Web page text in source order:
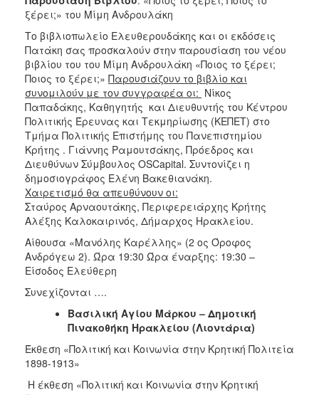
ξέρει;» του Μίμη Ανδρουλάκη
Το βιβλιοπωλείο Ελευθερουδάκης και οι εκδόσεις
Πατάκη σας προσκαλούν στην παρουσίαση του νέου
βιβλίου του του Μίμη Ανδρουλάκη «Ποιος το ξέρει;
Ποιος το ξέρει;» Παρουσιάζουν το βιβλίο και
συνομιλούν με τον συγγραφέα οι: Νίκος
Παπαδάκης, Καθηγητής και Διευθυντής του Κέντρου
Πολιτικής Έρευνας και Τεκμηρίωσης (ΚΕΠΕΤ) στο
Τμήμα Πολιτικής Επιστήμης του Πανεπιστημίου
Κρήτης . Γιάννης Ραμουτσάκης, Πρόεδρος και
Διευθύνων Σύμβουλος OSCapital. Συντονίζει η
δημοσιογράφος Ελένη Βακεθιανάκη.
Χαιρετισμό θα απευθύνουν οι:
Σταύρος Αρναουτάκης, Περιφερειάρχης Κρήτης
Αλέξης Καλοκαιρινός, Δήμαρχος Ηρακλείου.
Αίθουσα «Μανόλης Καρέλλης» (2 ος Όροφος
Ανδρόγεω 2). Ώρα 19:30 Ώρα έναρξης: 19:30 –
Είσοδος Ελεύθερη
Συνεχίζονται ….
Βασιλική Αγίου Μάρκου – Δημοτική
Πινακοθήκη Ηρακλείου (Λιοντάρια)
Έκθεση «Πολιτική και Κοινωνία στην Κρητική Πολιτεία
1898-1913»
Η έκθεση «Πολιτική και Κοινωνία στην Κρητική